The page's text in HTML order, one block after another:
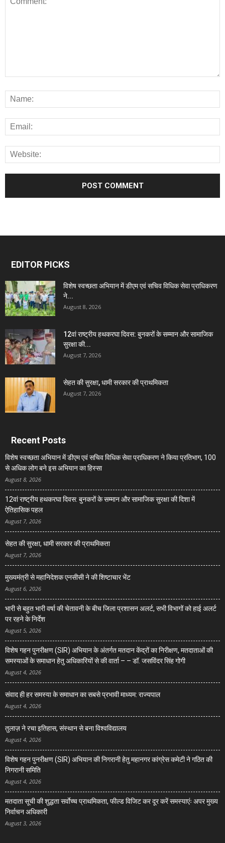
EDITOR PICKS
विशेष स्वच्छता अभियान में डीएम एवं सचिव विधिक सेवा प्राधिकरण
ने...
August 8, 2026
12वां राष्ट्रीय हथकरघा दिवस: बुनकरों के सम्मान और सामाजिक
सुरक्षा की...
August 7, 2026
सेहत की सुरक्षा, धामी सरकार की प्राथमिकता
August 7, 2026
Recent Posts
विशेष स्वच्छता अभियान में डीएम एवं सचिव विधिक सेवा प्राधिकरण ने किया प्रतिभाग, 100
से अधिक लोग बने इस अभियान का हिस्सा
August 8, 2026
12वां राष्ट्रीय हथकरघा दिवस: बुनकरों के सम्मान और सामाजिक सुरक्षा की दिशा में
ऐतिहासिक पहल
August 7, 2026
सेहत की सुरक्षा, धामी सरकार की प्राथमिकता
August 7, 2026
मुख्यमंत्री से महानिदेशक एनसीसी ने की शिष्टाचार भेंट
August 6, 2026
भारी से बहुत भारी वर्षा की चेतावनी के बीच जिला प्रशासन अलर्ट, सभी विभागों को हाई अलर्ट
पर रहने के निर्देश
August 5, 2026
विशेष गहन पुनरीक्षण (SIR) अभियान के अंतर्गत मतदान केंद्रों का निरीक्षण, मतदाताओं की
समस्याओं के समाधान हेतु अधिकारियों से की वार्ता – – डॉ. जसविंदर सिंह गोगी
August 4, 2026
संवाद ही हर समस्या के समाधान का सबसे प्रभावी माध्यम: राज्यपाल
August 4, 2026
तुलाज़ ने रचा इतिहास, संस्थान से बना विश्वविद्यालय
August 4, 2026
विशेष गहन पुनरीक्षण (SIR) अभियान की निगरानी हेतु महानगर कांग्रेस कमेटी ने गठित की
निगरानी समिति
August 4, 2026
मतदाता सूची की शुद्धता सर्वाेच्च प्राथमिकता, फील्ड विजिट कर दूर करें समस्याएंः अपर मुख्य
निर्वाचन अधिकारी
August 3, 2026